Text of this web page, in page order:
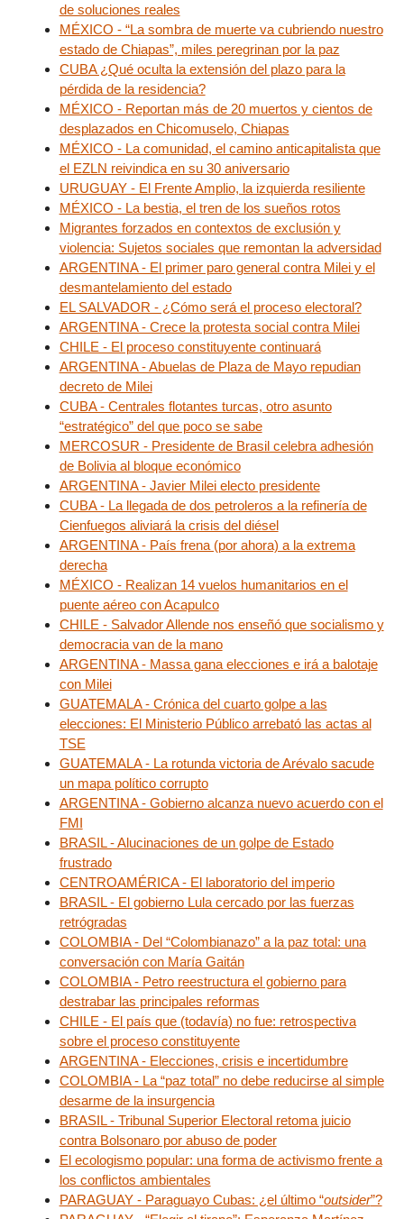
de soluciones reales
MÉXICO - “La sombra de muerte va cubriendo nuestro
estado de Chiapas”, miles peregrinan por la paz
CUBA ¿Qué oculta la extensión del plazo para la
pérdida de la residencia?
MÉXICO - Reportan más de 20 muertos y cientos de
desplazados en Chicomuselo, Chiapas
MÉXICO - La comunidad, el camino anticapitalista que
el EZLN reivindica en su 30 aniversario
URUGUAY - El Frente Amplio, la izquierda resiliente
MÉXICO - La bestia, el tren de los sueños rotos
Migrantes forzados en contextos de exclusión y
violencia: Sujetos sociales que remontan la adversidad
ARGENTINA - El primer paro general contra Milei y el
desmantelamiento del estado
EL SALVADOR - ¿Cómo será el proceso electoral?
ARGENTINA - Crece la protesta social contra Milei
CHILE - El proceso constituyente continuará
ARGENTINA - Abuelas de Plaza de Mayo repudian
decreto de Milei
CUBA - Centrales flotantes turcas, otro asunto
“estratégico” del que poco se sabe
MERCOSUR - Presidente de Brasil celebra adhesión
de Bolivia al bloque económico
ARGENTINA - Javier Milei electo presidente
CUBA - La llegada de dos petroleros a la refinería de
Cienfuegos aliviará la crisis del diésel
ARGENTINA - País frena (por ahora) a la extrema
derecha
MÉXICO - Realizan 14 vuelos humanitarios en el
puente aéreo con Acapulco
CHILE - Salvador Allende nos enseñó que socialismo y
democracia van de la mano
ARGENTINA - Massa gana elecciones e irá a balotaje
con Milei
GUATEMALA - Crónica del cuarto golpe a las
elecciones: El Ministerio Público arrebató las actas al
TSE
GUATEMALA - La rotunda victoria de Arévalo sacude
un mapa político corrupto
ARGENTINA - Gobierno alcanza nuevo acuerdo con el
FMI
BRASIL - Alucinaciones de un golpe de Estado
frustrado
CENTROAMÉRICA - El laboratorio del imperio
BRASIL - El gobierno Lula cercado por las fuerzas
retrógradas
COLOMBIA - Del “Colombianazo” a la paz total: una
conversación con María Gaitán
COLOMBIA - Petro reestructura el gobierno para
destrabar las principales reformas
CHILE - El país que (todavía) no fue: retrospectiva
sobre el proceso constituyente
ARGENTINA - Elecciones, crisis e incertidumbre
COLOMBIA - La “paz total” no debe reducirse al simple
desarme de la insurgencia
BRASIL - Tribunal Superior Electoral retoma juicio
contra Bolsonaro por abuso de poder
El ecologismo popular: una forma de activismo frente a
los conflictos ambientales
PARAGUAY - Paraguayo Cubas: ¿el último “outsider”?